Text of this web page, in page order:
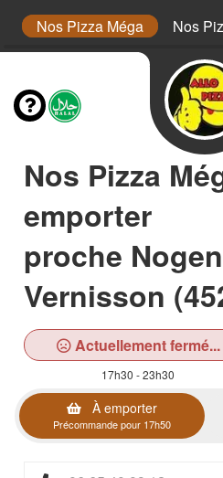
Nos Pizza Méga Nos
Nos Pizza
emporter
proche
Vernisson
Actuellement fermé...
17h30 - 23h30
À emporter
Précommande pour 17h50